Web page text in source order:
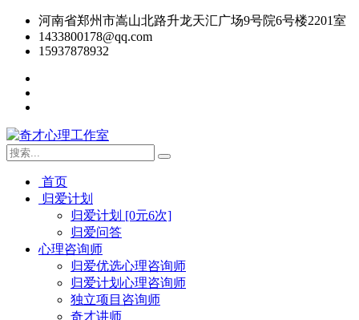
河南省郑州市嵩山北路升龙天汇广场9号院6号楼2201室
1433800178@qq.com
15937878932
首页
归爱计划
归爱计划 [0元6次]
归爱问答
心理咨询师
归爱优选心理咨询师
归爱计划心理咨询师
独立项目咨询师
奇才讲师